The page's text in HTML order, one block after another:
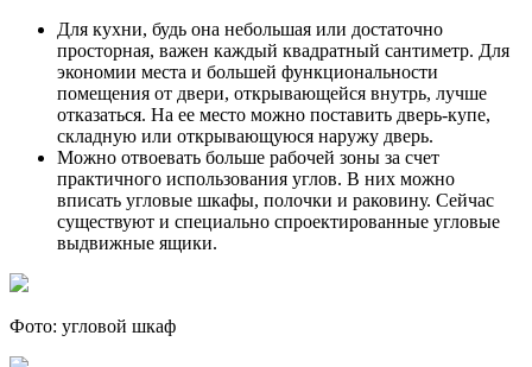
Для кухни, будь она небольшая или достаточно
просторная, важен каждый квадратный сантиметр. Для
экономии места и большей функциональности
помещения от двери, открывающейся внутрь, лучше
отказаться. На ее место можно поставить дверь-купе,
складную или открывающуюся наружу дверь.
Можно отвоевать больше рабочей зоны за счет
практичного использования углов. В них можно
вписать угловые шкафы, полочки и раковину. Сейчас
существуют и специально спроектированные угловые
выдвижные ящики.
Фото: угловой шкаф